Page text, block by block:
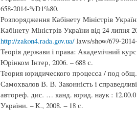
658-2014-%D1%80.
Розпорядження Кабінету Міністрів
Кабінету Міністрів України від 24
http://zakon4.rada.gov.ua/laws/show/679-
Теорія держави і права: Академічний
Юрінком Інтер, 2006. – 688 с.
Теория юридического процесса / под
Самохвалов В. В. Законність і
автореф. дис. … канд. юрид. наук :
України. – К., 2008. – 18 с.